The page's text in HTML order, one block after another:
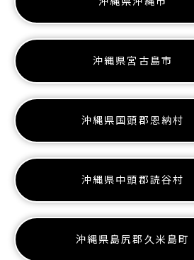
沖縄県宮古島市
沖縄県国頭郡恩納村
沖縄県中頭郡読谷村
沖縄県島尻郡久米島町